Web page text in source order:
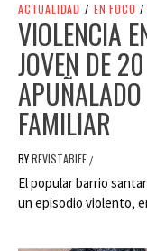
ACTUALIDAD / EN FOCO /
VIOLENCIA
JOVEN DE
FAMILIAR
BYREVISTABIFE /
El popular barrio
un episodio violento,